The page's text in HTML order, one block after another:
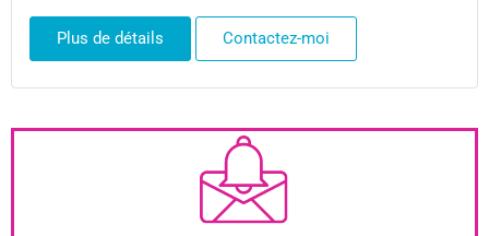
Plus de détails Contactez-moi